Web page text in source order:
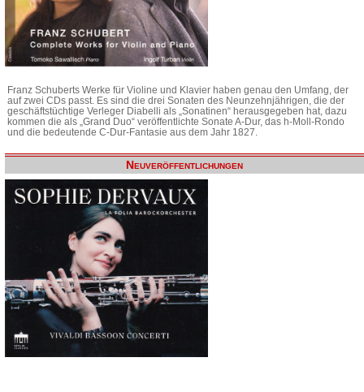
Franz Schuberts Werke für Violine und Klavier haben genau den Umfang, der
auf zwei CDs passt. Es sind die drei Sonaten des Neunzehnjährigen, die der
geschäftstüchtige Verleger Diabelli als „Sonatinen“ herausgegeben hat, dazu
kommen die als „Grand Duo“ veröffentlichte Sonate A-Dur, das h-Moll-Rondo
und die bedeutende C-Dur-Fantasie aus dem Jahr 1827.
Neuveröffentlichungen